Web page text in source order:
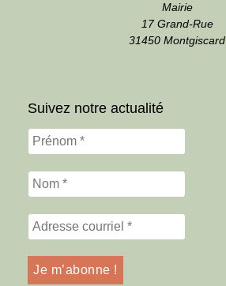
Mairie
17 Grand-Rue
31450 Montgiscard
Suivez notre actualité